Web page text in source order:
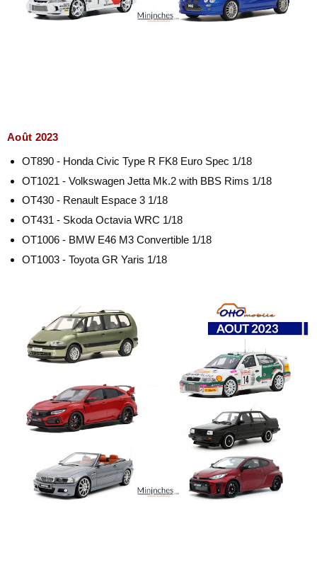
Août 2023
OT890 - Honda Civic Type R FK8 Euro Spec 1/18
OT1021 - Volkswagen Jetta Mk.2 with BBS Rims 1/18
OT430 - Renault Espace 3 1/18
OT431 - Skoda Octavia WRC 1/18
OT1006 - BMW E46 M3 Convertible 1/18
OT1003 - Toyota GR Yaris 1/18